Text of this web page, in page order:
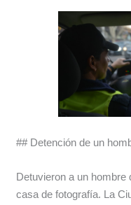
## Detención de un
Detuvieron a un hombre
casa de fotografía. La